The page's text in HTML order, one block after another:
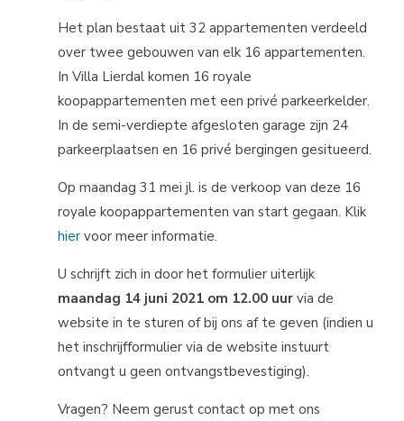
Het plan bestaat uit 32 appartementen verdeeld
over twee gebouwen van elk 16 appartementen.
In Villa Lierdal komen 16 royale
koopappartementen met een privé parkeerkelder.
In de semi-verdiepte afgesloten garage zijn 24
parkeerplaatsen en 16 privé bergingen gesitueerd.
Op maandag 31 mei jl. is de verkoop van deze 16
royale koopappartementen van start gegaan. Klik
hier voor meer informatie.
U schrijft zich in door het formulier uiterlijk
maandag 14 juni 2021 om 12.00 uur via de
website in te sturen of bij ons af te geven (indien u
het inschrijfformulier via de website instuurt
ontvangt u geen ontvangstbevestiging).
Vragen? Neem gerust contact op met ons